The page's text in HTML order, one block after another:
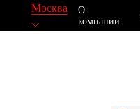
Москва
О
компании